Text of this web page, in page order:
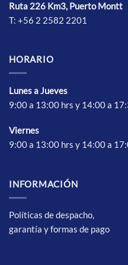
de
producto
Ruta 226 Km3, Puerto Montt
T: +56 2 2582 2201
HORARIO
Lunes a Jueves
9:00 a 13:00 hrs y 14:00 a
Viernes
9:00 a 13:00 hrs y 14:00 a
INFORMACIÓN
Políticas de despacho,
garantía y formas de pago